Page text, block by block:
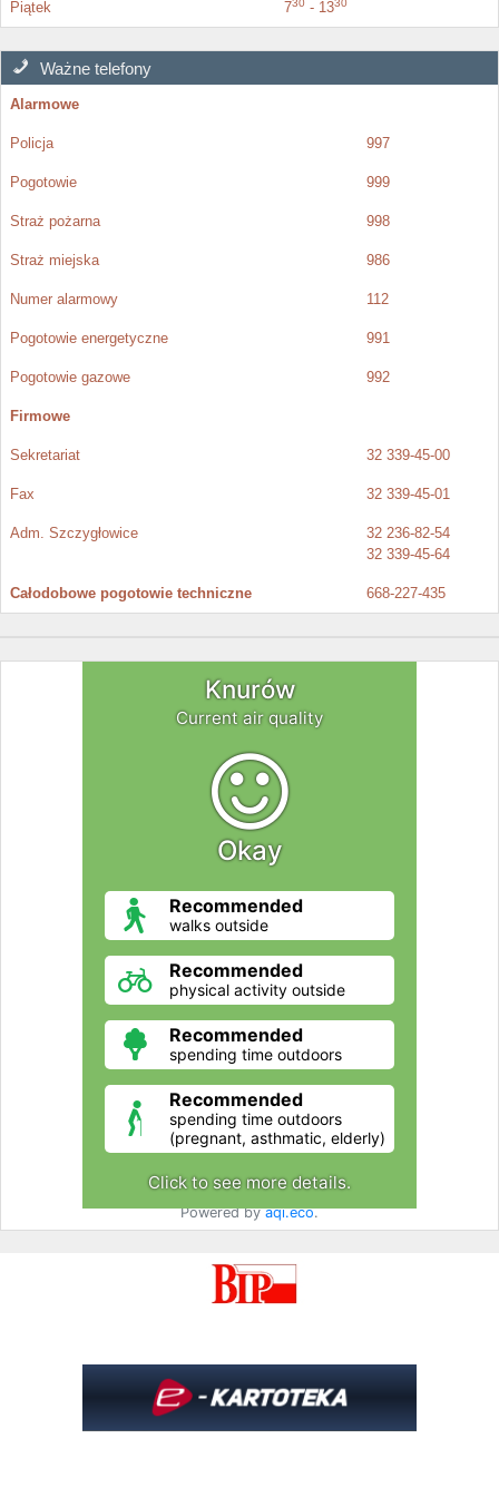
Piątek 730 - 1330
Ważne telefony
Alarmowe
Policja 997
Pogotowie 999
Straż pożarna 998
Straż miejska 986
Numer alarmowy 112
Pogotowie energetyczne 991
Pogotowie gazowe 992
Firmowe
Sekretariat 32 339-45-00
Fax 32 339-45-01
Adm. Szczygłowice
32 236-82-54
32 339-45-64
Całodobowe pogotowie techniczne 668-227-435